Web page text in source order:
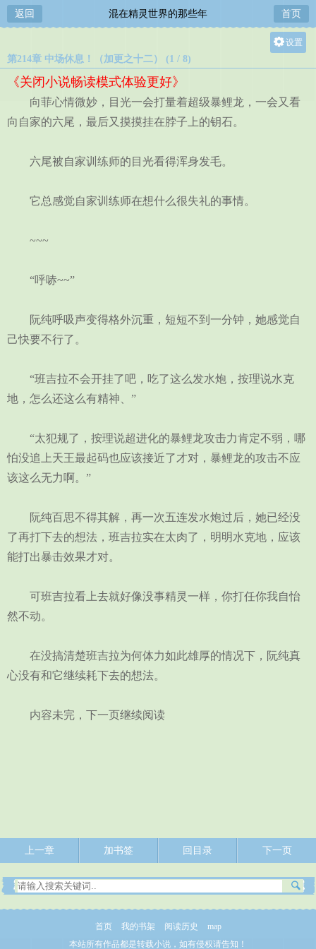
返回 混在精灵世界的那些年 首页
设置
中
第214章 中场休息！（加更之十二） (1 / 8)
《关闭小说畅读模式体验更好》
向菲心情微妙，目光一会打量着超级暴鲤龙，一会又看
向自家的六尾，最后又摸摸挂在脖子上的钥石。
六尾被自家训练师的目光看得浑身发毛。
它总感觉自家训练师在想什么很失礼的事情。
~~~
“呼哧~~”
阮纯呼吸声变得格外沉重，短短不到一分钟，她感觉自
己快要不行了。
“班吉拉不会开挂了吧，吃了这么发水炮，按理说水克
地，怎么还这么有精神、”
“太犯规了，按理说超进化的暴鲤龙攻击力肯定不弱，哪
怕没追上天王最起码也应该接近了才对，暴鲤龙的攻击不应
该这么无力啊。”
阮纯百思不得其解，再一次五连发水炮过后，她已经没
了再打下去的想法，班吉拉实在太肉了，明明水克地，应该
能打出暴击效果才对。
可班吉拉看上去就好像没事精灵一样，你打任你我自怡
然不动。
在没搞清楚班吉拉为何体力如此雄厚的情况下，阮纯真
心没有和它继续耗下去的想法。
内容未完，下一页继续阅读
上一章 加书签 回目录 下一页
首页 我的书架 阅读历史
map
本站所有作品都是转载小说，如有侵权请告知！